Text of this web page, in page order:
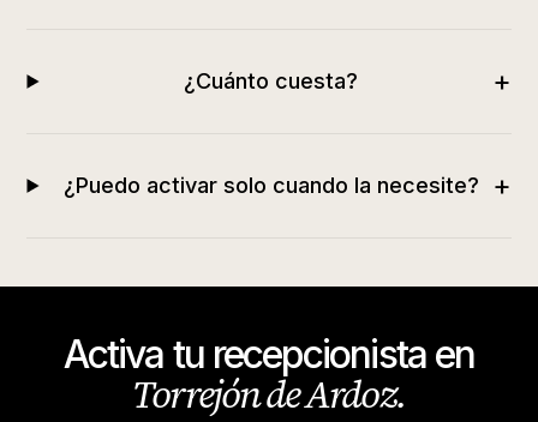
¿Cuánto cuesta? +
¿Puedo activar solo cuando la necesite? +
Activa tu recepcionista en
Torrejón de Ardoz.